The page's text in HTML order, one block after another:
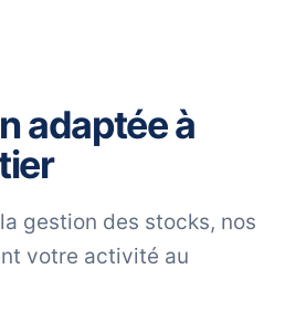
adaptée à
gestion des stocks, nos
votre activité au